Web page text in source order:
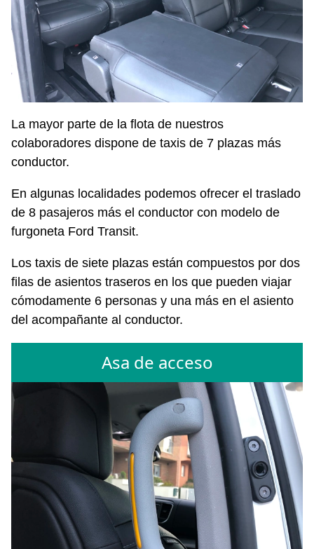
La mayor parte de la flota de nuestros
colaboradores dispone de taxis de 7 plazas más
conductor.
En algunas localidades podemos ofrecer el traslado
de 8 pasajeros más el conductor con modelo de
furgoneta Ford Transit.
Los taxis de siete plazas están compuestos por dos
filas de asientos traseros en los que pueden viajar
cómodamente 6 personas y una más en el asiento
del acompañante al conductor.
Asa de acceso